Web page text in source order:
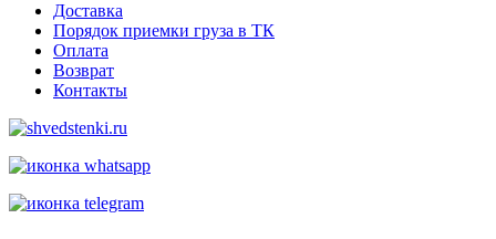
Доставка
Порядок приемки груза в ТК
Оплата
Возврат
Контакты